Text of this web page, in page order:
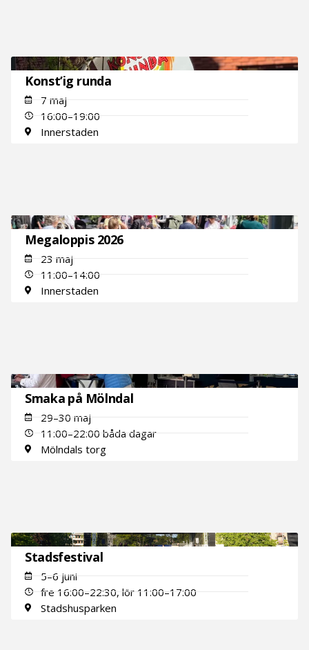
Konst’ig runda
7 maj
16:00–19:00
Innerstaden
Megaloppis 2026
23 maj
11:00–14:00
Innerstaden
Smaka på Mölndal
29–30 maj
11:00–22:00 båda dagar
Mölndals torg
Stadsfestival
5–6 juni
fre 16:00–22:30, lör 11:00–17:00
Stadshusparken